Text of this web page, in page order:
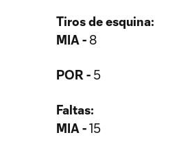
Tiros de esquina:
MIA - 8
POR - 5
Faltas:
MIA -15